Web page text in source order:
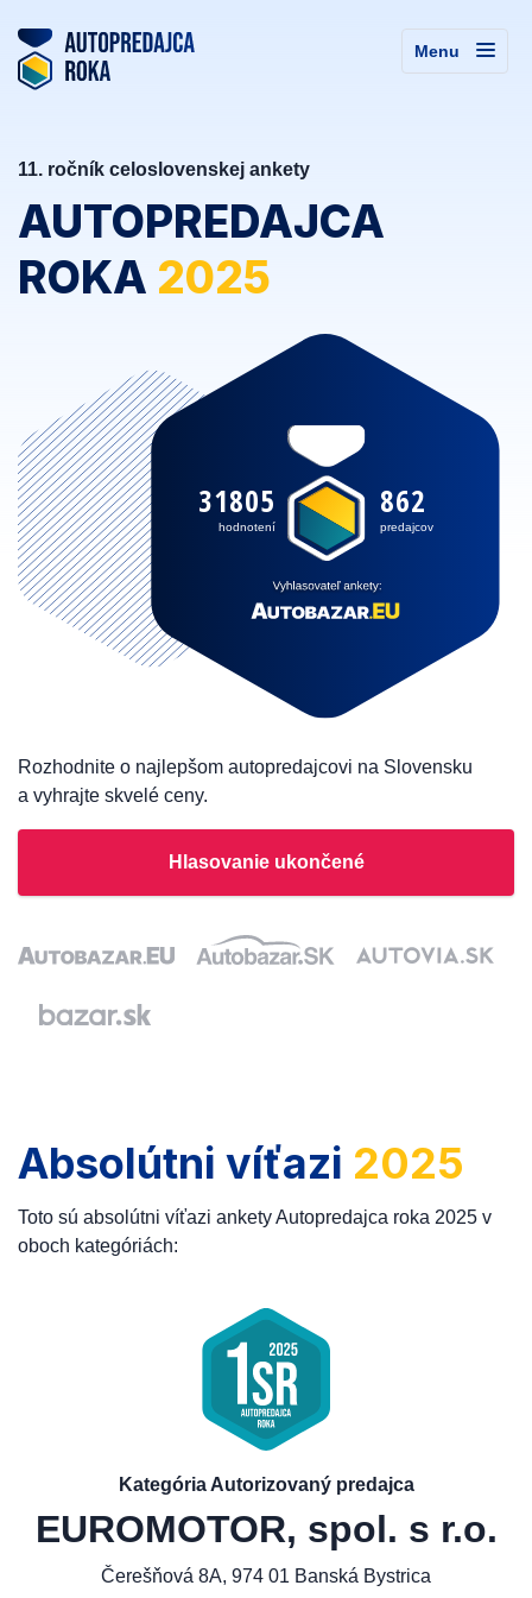
Menu
11. ročník celoslovenskej ankety
AUTOPREDAJCA
ROKA 2025
862
predajcov
31805
hodnotení
Rozhodnite o najlepšom autopredajcovi na Slovensku
a vyhrajte skvelé ceny.
Hlasovanie ukončené
Absolútni víťazi 2025
Toto sú absolútni víťazi ankety Autopredajca roka 2025 v
oboch kategóriách:
Kategória Autorizovaný predajca
EUROMOTOR, spol. s r.o.
Čerešňová 8A, 974 01 Banská Bystrica